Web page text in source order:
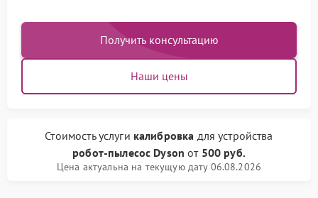
Получить консультацию
Наши цены
Стоимость услуги калибровка для устройства
робот-пылесос Dyson от 500 руб.
Цена актуальна на текущую дату 06.08.2026